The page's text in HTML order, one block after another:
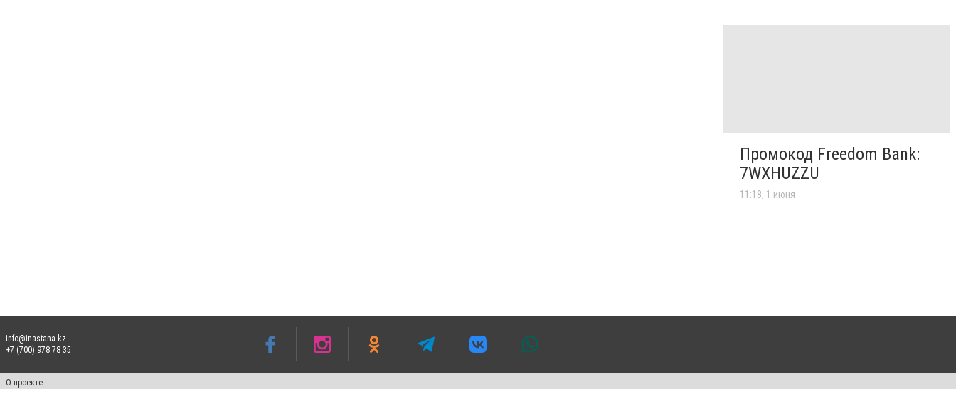
Промокод Freedom Bank:
7WXHUZZU
11:18, 1 июня
info@inastana.kz
+7 (700) 978 78 35
О проекте